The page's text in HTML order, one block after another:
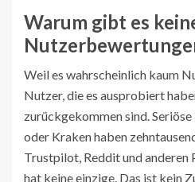
Warum gibt es
Weil es wahrscheinlich kaum
Nutzer, die es ausprobiert
zurückgekommen sind.
oder Kraken haben
Trustpilot, Reddit und
hat keine einzige. Das ist kein